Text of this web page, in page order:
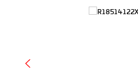
Пропустить галерею изображений